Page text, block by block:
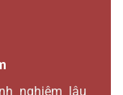
nghiệm lâu